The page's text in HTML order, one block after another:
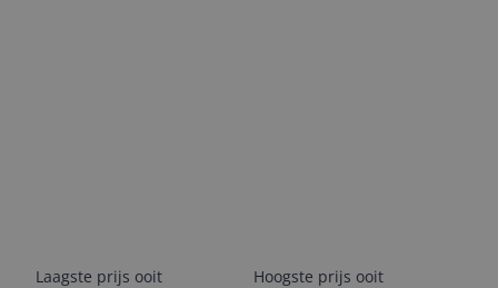
Laagste prijs ooit
Hoogste prijs ooit